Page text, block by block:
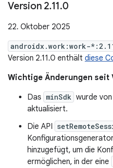
Version 2.11.0
22. Oktober 2025
androidx.work:work-
Version 2.11.0 enthält diese
Wichtige Änderungen seit
Das minSdk wurde von
aktualisiert.
Die API
hinzugefügt, um die
ermöglichen, in der eine